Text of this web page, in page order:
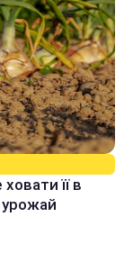
її в
урожай